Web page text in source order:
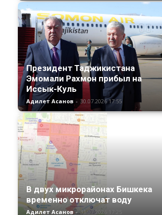
Президент Таджикистана
Эмомали Рахмон прибыл на
Иссык-Куль
Адилет Асанов - 30.07.2026 17:55
В двух микрорайонах Бишкека
временно отключат воду
Адилет Асанов - 31.07.2026 17:25